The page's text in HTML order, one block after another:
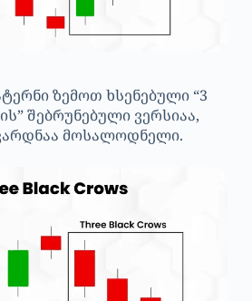
ზემოთ ხსენებული “3
შებრუნებული ვერსიაა,
მოსალოდნელი.